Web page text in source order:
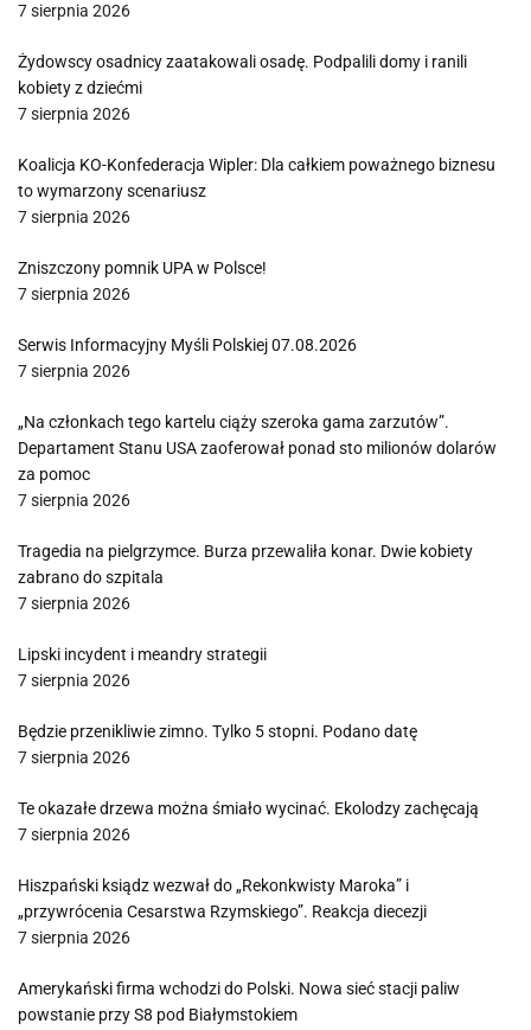
7 sierpnia 2026
Żydowscy osadnicy zaatakowali osadę. Podpalili domy i ranili
kobiety z dziećmi
7 sierpnia 2026
Koalicja KO-Konfederacja Wipler: Dla całkiem poważnego biznesu
to wymarzony scenariusz
7 sierpnia 2026
Zniszczony pomnik UPA w Polsce!
7 sierpnia 2026
Serwis Informacyjny Myśli Polskiej 07.08.2026
7 sierpnia 2026
„Na członkach tego kartelu ciąży szeroka gama zarzutów”.
Departament Stanu USA zaoferował ponad sto milionów dolarów
za pomoc
7 sierpnia 2026
Tragedia na pielgrzymce. Burza przewaliła konar. Dwie kobiety
zabrano do szpitala
7 sierpnia 2026
Lipski incydent i meandry strategii
7 sierpnia 2026
Będzie przenikliwie zimno. Tylko 5 stopni. Podano datę
7 sierpnia 2026
Te okazałe drzewa można śmiało wycinać. Ekolodzy zachęcają
7 sierpnia 2026
Hiszpański ksiądz wezwał do „Rekonkwisty Maroka” i
„przywrócenia Cesarstwa Rzymskiego”. Reakcja diecezji
7 sierpnia 2026
Amerykański firma wchodzi do Polski. Nowa sieć stacji paliw
powstanie przy S8 pod Białymstokiem